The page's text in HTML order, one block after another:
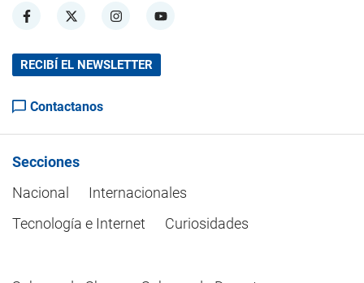
RECIBÍ EL NEWSLETTER
Contactanos
Secciones
Nacional
Internacionales
Tecnología e Internet
Curiosidades